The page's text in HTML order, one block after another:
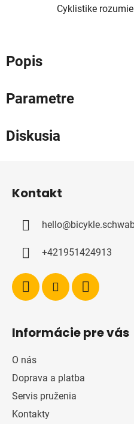
Cyklistike
Popis
Parametre
Diskusia
Kontakt
hello@
+421951424913
Informácie pre vás
O nás
Doprava a platba
Servis pruženia
Kontakty